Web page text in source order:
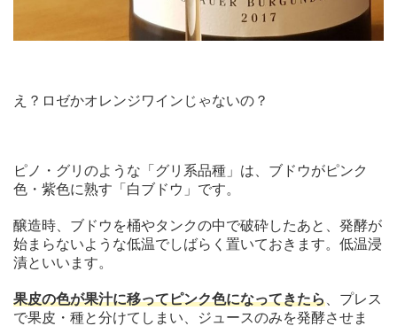
え？ロゼかオレンジワインじゃないの？
ピノ・グリのような「グリ系品種」は、ブドウがピンク
色・紫色に熟す「白ブドウ」です。
醸造時、ブドウを桶やタンクの中で破砕したあと、発酵が
始まらないような低温でしばらく置いておきます。低温浸
漬といいます。
果皮の色が果汁に移ってピンク色になってきたら 、プレス
で果皮・種と分けてしまい、ジュースのみを発酵させま